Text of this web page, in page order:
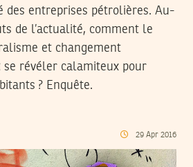
des entreprises pétrolières. Au-
de l’actualité, comment le
et changement
révéler calamiteux pour
? Enquête.
29 Apr 2016